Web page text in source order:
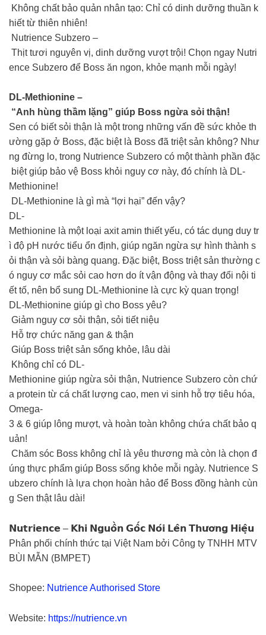
Không chất bảo quản nhân tạo: Chỉ có dinh dưỡng thuần k
hiết từ thiên nhiên!
Nutrience Subzero –
Thịt tươi nguyên vị, dinh dưỡng vượt trội! Chọn ngay Nutri
ence Subzero để Boss ăn ngon, khỏe mạnh mỗi ngày!
DL-Methionine –
“Anh hùng thầm lặng” giúp Boss ngừa sỏi thận!
Sen có biết sỏi thận là một trong những vấn đề sức khỏe th
ường gặp ở Boss, đặc biệt là Boss đã triệt sản không? Như
ng đừng lo, trong Nutrience Subzero có một thành phần đặc
biệt giúp bảo vệ Boss khỏi nguy cơ này, đó chính là DL-
Methionine!
DL-Methionine là gì mà “lợi hại” đến vậy?
DL-
Methionine là một loại axit amin thiết yếu, có tác dụng duy tr
ì độ pH nước tiểu ổn định, giúp ngăn ngừa sự hình thành s
ỏi thận và sỏi bàng quang. Đặc biệt, Boss triệt sản thường c
ó nguy cơ mắc sỏi cao hơn do ít vận động và thay đổi nội ti
ết tố, nên bổ sung DL-Methionine là cực kỳ quan trọng!
DL-Methionine giúp gì cho Boss yêu?
Giảm nguy cơ sỏi thận, sỏi tiết niệu
Hỗ trợ chức năng gan & thận
Giúp Boss triệt sản sống khỏe, lâu dài
Không chỉ có DL-
Methionine giúp ngừa sỏi thận, Nutrience Subzero còn chứ
a protein từ cá chất lượng cao, men vi sinh hỗ trợ tiêu hóa,
Omega-
3 & 6 giúp lông mượt, và hoàn toàn không chứa chất bảo q
uản!
Chăm sóc Boss không chỉ là yêu thương mà còn là chọn đ
úng thực phẩm giúp Boss sống khỏe mỗi ngày. Nutrience S
ubzero chính là lựa chọn hoàn hảo để Boss đồng hành cùn
g Sen thật lâu dài!
𝗡𝘂𝘁𝗿𝗶𝗲𝗻𝗰𝗲 – 𝗞𝗵𝗶 𝗡𝗴𝘂𝗼̂̀𝗻 𝗚𝗼̂́𝗰 𝗡𝗼́𝗶 𝗟𝗲̂𝗻 𝗧𝗵𝘂̛𝗼̛𝗻𝗴 𝗛𝗶𝗲̣̂𝘂
Phân phối chính thức tại Việt Nam bởi Công ty TNHH MTV
BÙI MẪN (BMPET)
Shopee: Nutrience Authorised Store
Website: https://nutrience.vn